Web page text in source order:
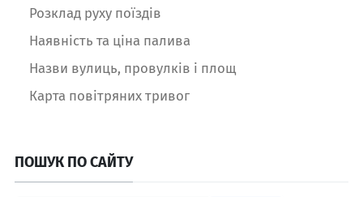
Розклад руху поїздів
Наявність та ціна палива
Назви вулиць, провулків і площ
Карта повітряних тривог
ПОШУК ПО САЙТУ